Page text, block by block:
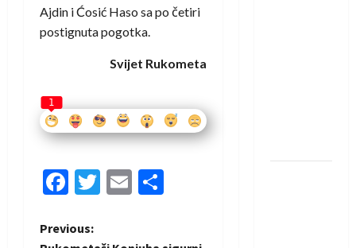
Ajdin i Ćosić Haso sa po četiri
postignuta pogotka.
Svijet Rukometa
1
Facebook
Twitter
Email
P
Previous: